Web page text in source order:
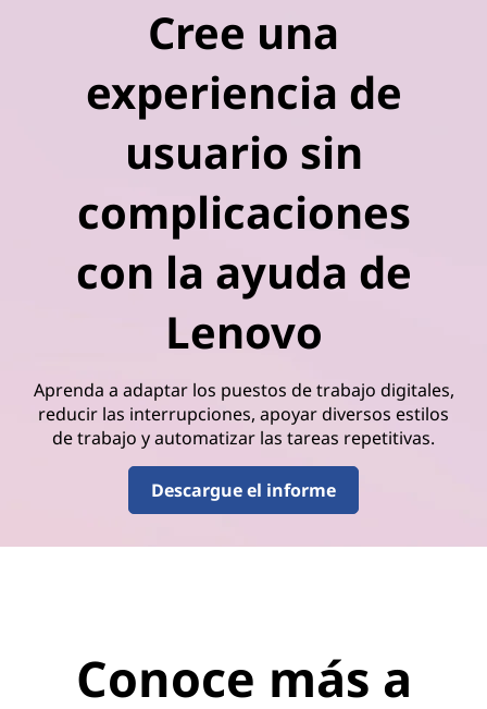
Cree una
experiencia de
usuario sin
complicaciones
con la ayuda de
Lenovo
Aprenda a adaptar los puestos de trabajo digitales,
reducir las interrupciones, apoyar diversos estilos
de trabajo y automatizar las tareas repetitivas.
Descargue el informe
Conoce más a